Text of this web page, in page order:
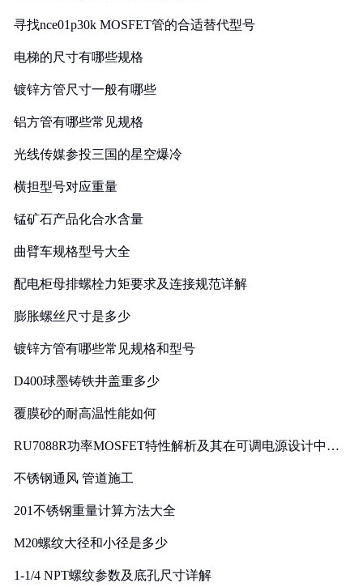
寻找nce01p30k MOSFET管的合适替代型号
电梯的尺寸有哪些规格
镀锌方管尺寸一般有哪些
铝方管有哪些常见规格
光线传媒参投三国的星空爆冷
横担型号对应重量
锰矿石产品化合水含量
曲臂车规格型号大全
配电柜母排螺栓力矩要求及连接规范详解
膨胀螺丝尺寸是多少
镀锌方管有哪些常见规格和型号
D400球墨铸铁井盖重多少
覆膜砂的耐高温性能如何
RU7088R功率MOSFET特性解析及其在可调电源设计中的
不锈钢通风 管道施工
201不锈钢重量计算方法大全
M20螺纹大径和小径是多少
1-1/4 NPT螺纹参数及底孔尺寸详解